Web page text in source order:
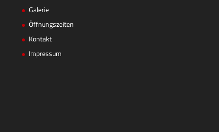
Galerie
Öffnungszeiten
Kontakt
Impressum